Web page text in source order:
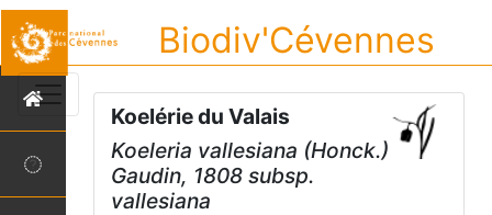
Biodiv'Cévennes
Koelérie du Valais
Koeleria vallesiana (Honck.)
Gaudin, 1808 subsp.
vallesiana